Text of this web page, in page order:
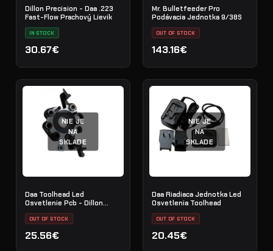
Dillon Precision - Daa .223
Fast-Flow Prachový Lievik
IN STOCK
30.67€
Mr. Bulletfeeder Pro
Podávacia Jednotka 9/38S
OUT OF STOCK
143.16€
NIE JE
NA
SKLADE
Daa Toolhead Led
Osvetlenie Pcb - Dillon
1050/1100
OUT OF STOCK
25.56€
NIE JE
NA
SKLADE
Daa Riadiaca Jednotka Led
Osvetlenia Toolhead
OUT OF STOCK
20.45€